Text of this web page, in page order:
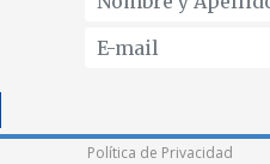
Política de Privacidad